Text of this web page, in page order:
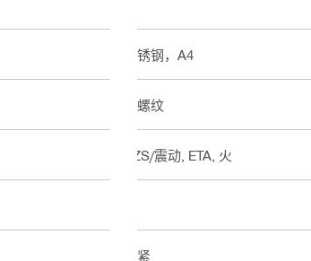
不锈钢，A4
外螺纹
BZS/震动, ETA, 火
预紧